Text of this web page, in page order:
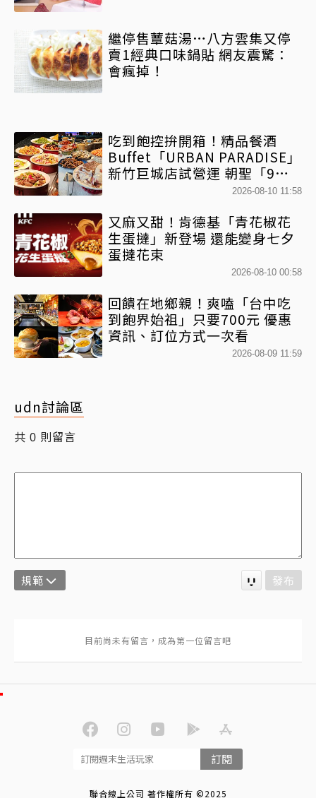
繼停售蕈菇湯…八方雲集又停
賣1經典口味鍋貼 網友震驚：
會瘋掉！
吃到飽控拚開箱！精品餐酒
Buffet「URBAN PARADISE」
新竹巨城店試營運 朝聖「9大
2026-08-10 11:58
又麻又甜！肯德基「青花椒花
生蛋撻」新登場 還能變身七夕
蛋撻花束
2026-08-10 00:58
回饋在地鄉親！爽嗑「台中吃
到飽界始祖」只要700元 優惠
資訊、訂位方式一次看
2026-08-09 11:59
udn討論區
共 0 則留言
規範 發布
訂閱
聯合線上公司 著作權所有 ©2025